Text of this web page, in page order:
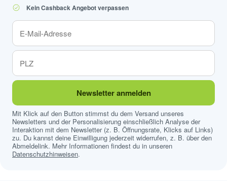
Kein Cashback Angebot verpassen
Newsletter anmelden
Mit Klick auf den Button stimmst du dem Versand unseres
Newsletters und der Personalisierung einschließlich Analyse der
Interaktion mit dem Newsletter (z. B. Öffnungsrate, Klicks auf Links)
zu. Du kannst deine Einwilligung jederzeit widerrufen, z. B. über den
Abmeldelink. Mehr Informationen findest du in unseren
Datenschutzhinweisen.